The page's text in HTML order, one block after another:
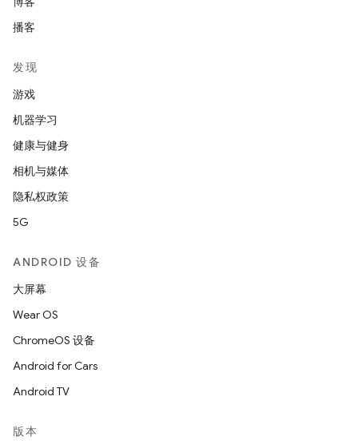
播客
发现
游戏
机器学习
健康与健身
相机与媒体
隐私权政策
5G
ANDROID 设备
大屏幕
Wear OS
ChromeOS 设备
Android for Cars
Android TV
版本